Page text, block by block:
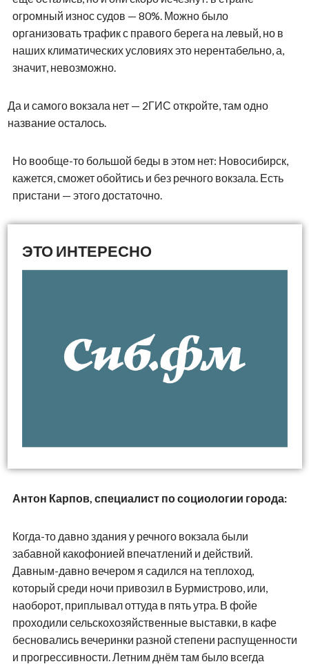
огромный износ судов — 80%. Можно было
организовать трафик с правого берега на левый, но в
наших климатических условиях это нерентабельно, а,
значит, невозможно.
Да и самого вокзала нет — 2ГИС откройте, там одно
название осталось.
Но вообще-то большой беды в этом нет: Новосибирск,
кажется, сможет обойтись и без речного вокзала. Есть
пристани — этого достаточно.
Антон Карпов, специалист по социологии города:
Когда-то давно здания у речного вокзала были
забавной какофонией впечатлений и действий.
Давным-давно вечером я садился на теплоход,
который среди ночи привозил в Бурмистрово, или,
наоборот, приплывал оттуда в пять утра. В фойе
проходили сельскохозяйственные выставки, в кафе
бесновались вечеринки разной степени распущенности
и прогрессивности. Летним днём там было всегда